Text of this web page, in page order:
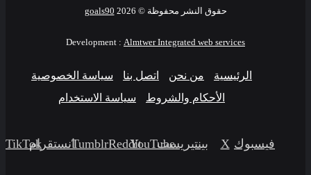
حقوق النشر محفوظة © goals90 2026
Development :Almtwer Integrated web services
الرئيسية من نحن اتصل بنا
سياسة الخصوصية
الأحكام والشروط
سياسة الاستخدام
فيسبوك ‫X بينتيريست‫YouTube انستقرام‫TikTok